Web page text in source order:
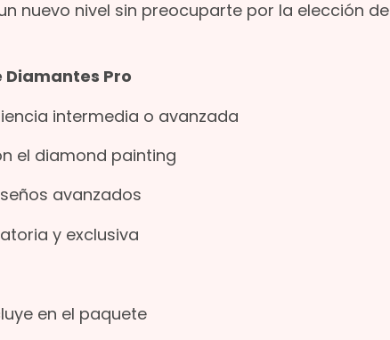
nuevo nivel sin preocuparte por la elección de
Pro
intermedia o avanzada
el diamond painting
avanzados
y exclusiva
en el paquete